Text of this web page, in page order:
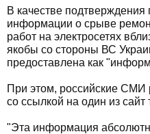
В качестве
информации о срыве
работ на электросетях
якобы со стороны ВС
предоставлена как
При этом, российские
со ссылкой на один из сайт
"Эта информация